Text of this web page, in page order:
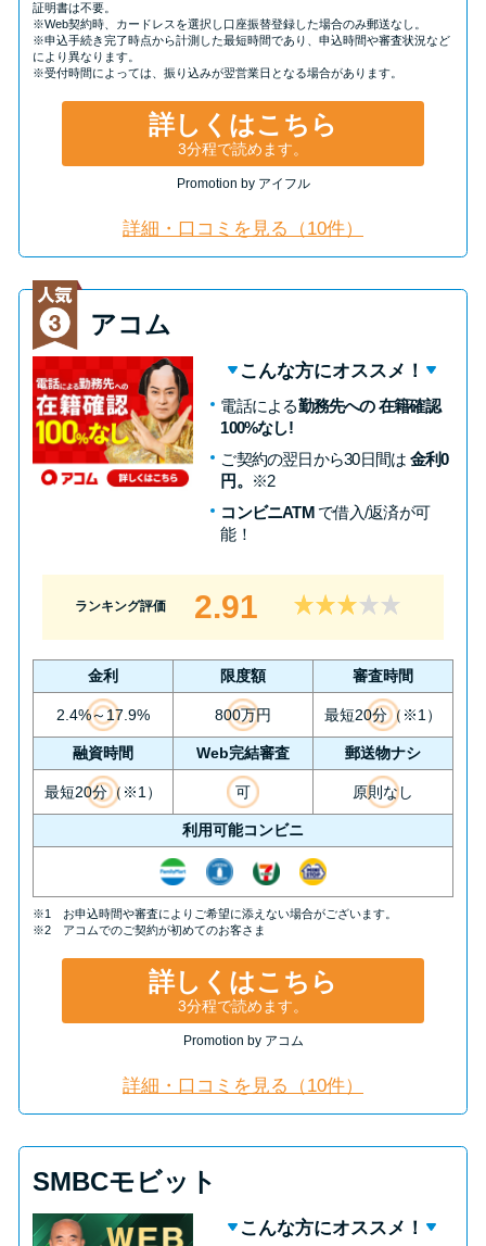
方法
アコムとレイクどっちがいい
の？ カードローンの選び方を徹
底解説！
プロミスの返済方法を徹底解
説！ もっとも便利でお得な返済
方法はどれ？
年収が低い＆他社借入があると
落ちる？バンクイックの口コミ
を分析
みずほ銀行カードローンの問い
合わせ先とシーン別の問い合わ
証明書は不要。
※Web契約時、カードレスを選択し口座振替登録した場合のみ郵送なし。
※申込手続き完了時点から計測した最短時間であり、申込時間や審査状況など
により異なります。
※受付時間によっては、振り込みが翌営業日となる場合があります。
詳しくはこちら
3分程で読めます。
Promotion by アイフル
詳細・口コミを見る（10件）
アコム
こんな方にオススメ！
電話による勤務先への 在籍確認
100%なし!
ご契約の翌日から30日間は 金利0
円。
※2
コンビニATM で借入/返済が可
能！
ランキング評価 2.91
金利 限度額 審査時間
2.4%～17.9% 800万円 最短20分（※1）
融資時間 Web完結審査 郵送物ナシ
最短20分（※1） 可 原則なし
利用可能コンビニ
※1 お申込時間や審査によりご希望に添えない場合がございます。
※2 アコムでのご契約が初めてのお客さま
詳しくはこちら
3分程で読めます。
Promotion by アコム
詳細・口コミを見る（10件）
SMBCモビット
こんな方にオススメ！